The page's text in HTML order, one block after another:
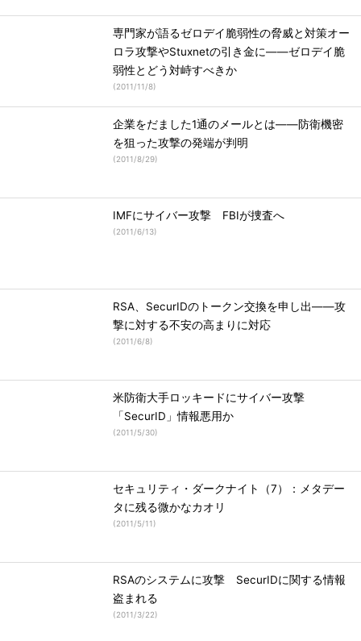
専門家が語るゼロデイ脆弱性の脅威と対策オー
ロラ攻撃やStuxnetの引き金に――ゼロデイ脆
弱性とどう対峙すべきか
(2011/11/8)
企業をだました1通のメールとは――防衛機密
を狙った攻撃の発端が判明
(2011/8/29)
IMFにサイバー攻撃 FBIが捜査へ
(2011/6/13)
RSA、SecurIDのトークン交換を申し出――攻
撃に対する不安の高まりに対応
(2011/6/8)
米防衛大手ロッキードにサイバー攻撃
「SecurID」情報悪用か
(2011/5/30)
セキュリティ・ダークナイト（7）：メタデー
タに残る微かなカオリ
(2011/5/11)
RSAのシステムに攻撃 SecurIDに関する情報
盗まれる
(2011/3/22)